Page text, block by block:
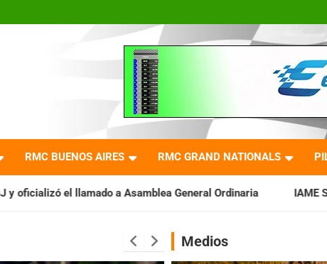
RMC BUENOS AIRES RMC GRAND NATIONALS
Asamblea General Ordinaria IAME SERIES ARGENTINA:
Medios